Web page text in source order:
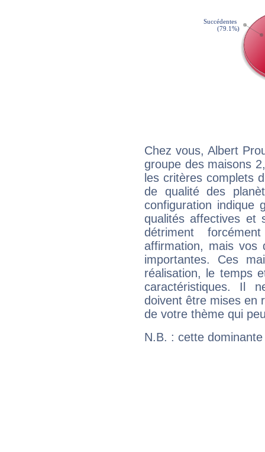
Chez vous, Albert
groupe des maisons
les critères complets
de qualité des
configuration indique
qualités affectives et
détriment
affirmation, mais
importantes. Ces
réalisation, le temps
caractéristiques. Il
doivent être mises en
de votre thème qui
N.B. : cette